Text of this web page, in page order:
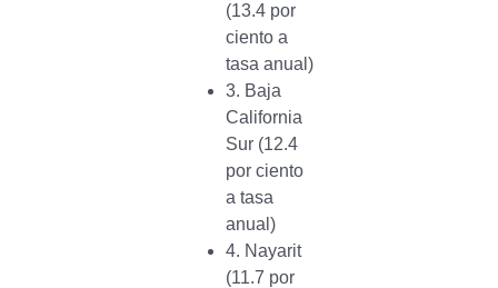
(13.4 por
ciento a
tasa anual)
3. Baja
California
Sur (12.4
por ciento
a tasa
anual)
4. Nayarit
(11.7 por